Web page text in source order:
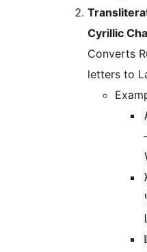
Cyrillic
Converts
letters to